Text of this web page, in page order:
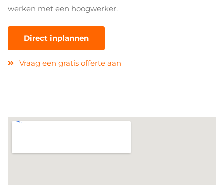
werken met een hoogwerker.
Direct inplannen
Vraag een gratis offerte aan